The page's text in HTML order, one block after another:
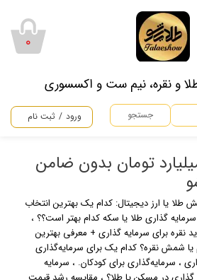
و نقره، نیم ست و اکسسوری
جستجو ورود / ثبت نام
۰
وام تا 2 میلیارد تومان بدون ضامن
یا ارز دیجیتال: کدام یک بهترین انتخاب
سرمایه گذاری طلا یا سکه کدام بهتر است؟؟،
نقره برای سرمایه گذاری + معرفی بهترین
یا شمش نقره؟ کدام یک برای سرمایه‌گذاری
، سرمایه‌گذاری برای کودکان. ، سرمایه